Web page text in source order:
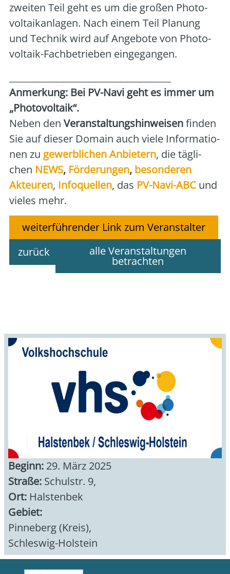
zwei­ten Teil geht es um die gro­ßen Pho­to­
vol­ta­ik­an­la­gen. Nach einem Teil Pla­nung
und Tech­nik wird auf Ange­bo­te von Pho­to­
vol­ta­ik-Fach­be­trie­ben ein­ge­gan­gen.
Anmer­kung: Bei PV-Navi geht es immer um
„Pho­to­vol­ta­ik“.
Neben den Ver­an­stal­tungs­hin­wei­senfin­den
Sie auf die­ser Domain auch vie­le Infor­ma­tio­
nen zu gewerb­li­chen Anbie­tern, die täg­li­
chen NEWS, För­de­run­gen, beson­de­ren
Akteu­ren, Info­quel­len, das PV-Navi-ABC und
vie­les mehr.
weiterführender Link zum Veranstalter
zurück
alle Veranstaltungen
betrachten
Beginn: 29. März 2025
Straße: Schulstr. 9,
Ort: Halstenbek
Gebiet:
Pinneberg (Kreis),
Schleswig-Holstein